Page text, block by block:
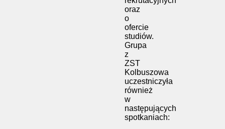
oraz
o
ofercie
studiów.
Grupa
z
ZST
Kolbuszowa
uczestniczyła
również
w
następujących
spotkaniach: